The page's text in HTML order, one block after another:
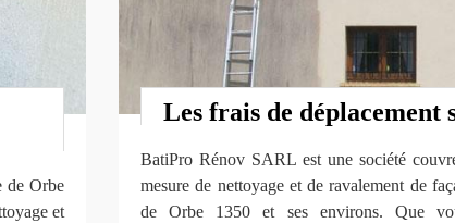
de Orbe
et
Les frais de déplacement
BatiPro Rénov SARL est une société
mesure de nettoyage et de ravalement de
de Orbe 1350 et ses environs. Que